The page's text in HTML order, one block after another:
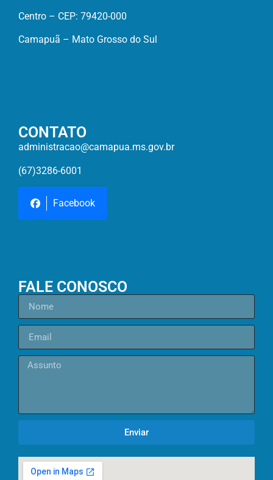
Centro – CEP: 79420-000
Camapuã – Mato Grosso do Sul
CONTATO
administracao@camapua.ms.gov.br
(67)3286-6001
Facebook
FALE CONOSCO
Enviar